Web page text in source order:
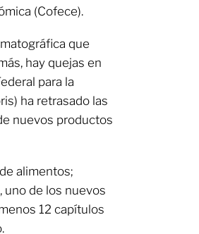
(Cofece).
que
hay quejas en
para la
ha retrasado las
nuevos productos
alimentos;
de los nuevos
12 capítulos